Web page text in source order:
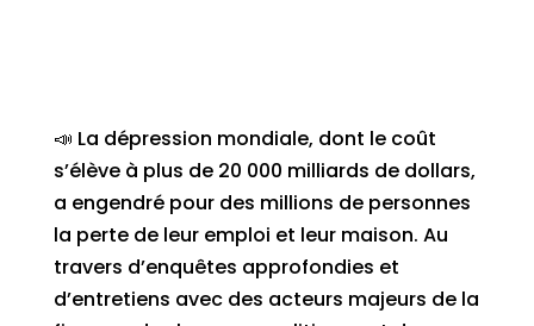
📣 La dépression mondiale, dont le coût
s’élève à plus de 20 000 milliards de dollars,
a engendré pour des millions de personnes
la perte de leur emploi et leur maison. Au
travers d’enquêtes approfondies et
d’entretiens avec des acteurs majeurs de la